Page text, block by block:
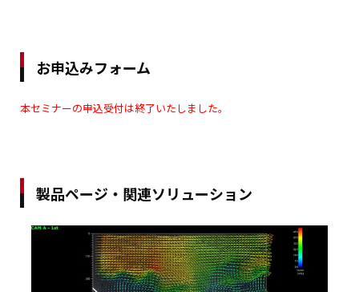
お申込みフォーム
本セミナーの申込受付は終了いたしました。
製品ページ・関連ソリューション